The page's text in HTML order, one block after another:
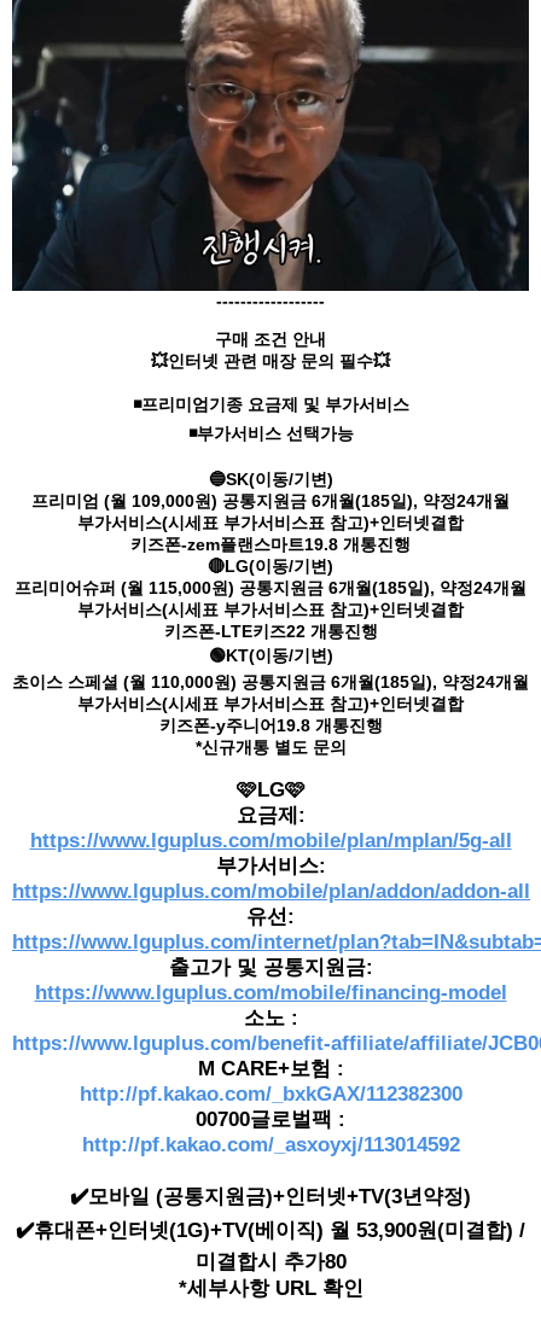
------------------
구매 조건 안내
💥인터넷 관련 매장 문의 필수💥
◾프리미엄기종 요금제 및 부가서비스
◾부가서비스 선택가능
🔵SK(이동/기변)
프리미엄 (월 109,000원) 공통지원금 6개월(185일), 약정24개월
부가서비스(시세표 부가서비스표 참고)+인터넷결합
키즈폰-zem플랜스마트19.8 개통진행
🔴LG(이동/기변)
프리미어슈퍼 (월 115,000원) 공통지원금 6개월(185일), 약정24개월
부가서비스(시세표 부가서비스표 참고)+인터넷결합
키즈폰-LTE키즈22 개통진행
🟢KT(이동/기변)
초이스 스페셜 (월 110,000원) 공통지원금 6개월(185일), 약정24개월
부가서비스(시세표 부가서비스표 참고)+인터넷결합
키즈폰-y주니어19.8 개통진행
*신규개통 별도 문의
🩷LG🩷
요금제:
https://www.lguplus.com/mobile/plan/mplan/5g-all
부가서비스:
https://www.lguplus.com/mobile/plan/addon/addon-all
유선:
https://www.lguplus.com/internet/
출고가 및 공통지원금:
https://www.lguplus.com/mobile/financing-model
소노 :
https://www.lguplus.com/benefit-affiliate/affiliate/
M CARE+보험 :
http://pf.kakao.com/_bxkGAX/112382300
00700글로벌팩 :
http://pf.kakao.com/_asxoyxj/113014592
✔️모바일 (공통지원금)+인터넷+TV(3년약정)
✔️휴대폰+인터넷(1G)+TV(베이직) 월 53,900원(미결합) /
미결합시 추가80
*세부사항 URL 확인